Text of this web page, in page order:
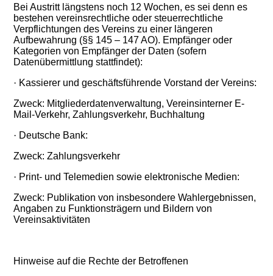
Bei Austritt längstens noch 12 Wochen, es sei denn es
bestehen vereinsrechtliche oder steuerrechtliche
Verpflichtungen des Vereins zu einer längeren
Aufbewahrung (§§ 145 – 147 AO). Empfänger oder
Kategorien von Empfänger der Daten (sofern
Datenübermittlung stattfindet):
· Kassierer und geschäftsführende Vorstand der Vereins:
Zweck: Mitgliederdatenverwaltung, Vereinsinterner E-
Mail-Verkehr, Zahlungsverkehr, Buchhaltung
· Deutsche Bank:
Zweck: Zahlungsverkehr
· Print- und Telemedien sowie elektronische Medien:
Zweck: Publikation von insbesondere Wahlergebnissen,
Angaben zu Funktionsträgern und Bildern von
Vereinsaktivitäten
Hinweise auf die Rechte der Betroffenen